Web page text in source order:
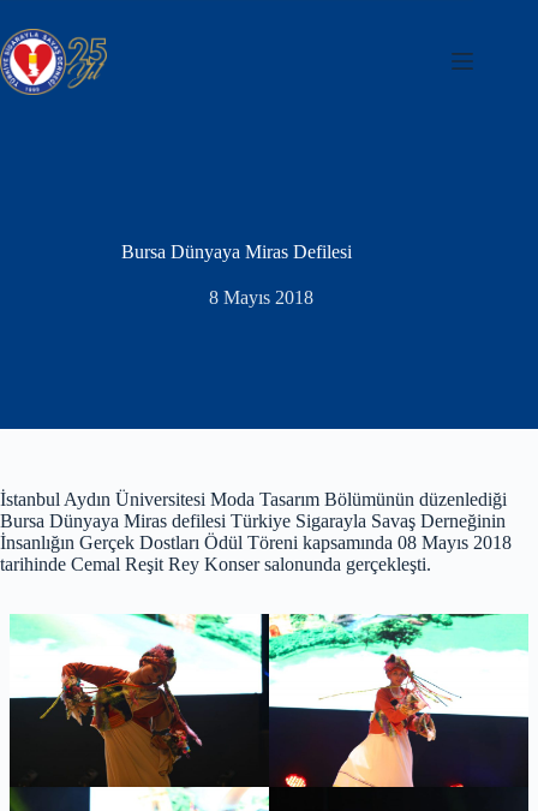
to
content
Bursa Dünyaya Miras Defilesi
8 Mayıs 2018
İstanbul Aydın Üniversitesi Moda Tasarım Bölümünün düzenlediği
Bursa Dünyaya Miras defilesi Türkiye Sigarayla Savaş Derneğinin
İnsanlığın Gerçek Dostları Ödül Töreni kapsamında 08 Mayıs 2018
tarihinde Cemal Reşit Rey Konser salonunda gerçekleşti.